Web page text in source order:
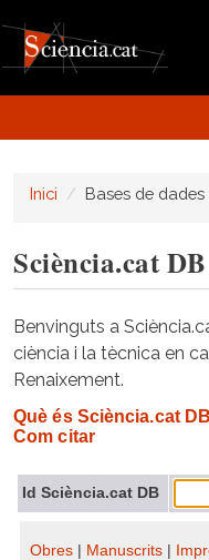
Inici Bases de dades
Sciència.cat DB
Benvinguts a
ciència i la tècnica en
Renaixement.
Què és Sciència.cat DB
Com citar
Id Sciència.cat DB
Obres Manuscrits